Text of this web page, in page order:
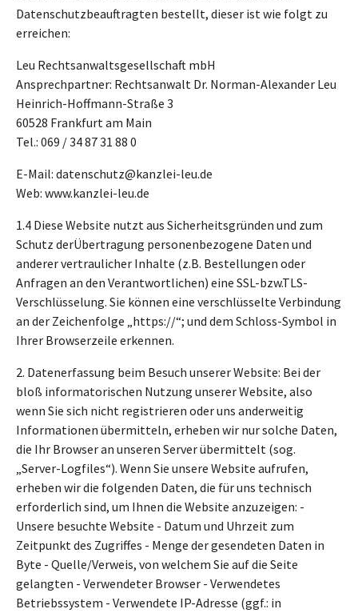
Datenschutzbeauftragten bestellt, dieser ist wie folgt zu
erreichen:
Leu Rechtsanwaltsgesellschaft mbH
Ansprechpartner: Rechtsanwalt Dr. Norman-Alexander Leu
Heinrich-Hoffmann-Straße 3
60528 Frankfurt am Main
Tel.: 069 / 34 87 31 88 0
E-Mail: datenschutz@kanzlei-leu.de
Web: www.kanzlei-leu.de
1.4 Diese Website nutzt aus Sicherheitsgründen und zum
Schutz derÜbertragung personenbezogene Daten und
anderer vertraulicher Inhalte (z.B. Bestellungen oder
Anfragen an den Verantwortlichen) eine SSL-bzw.TLS-
Verschlüsselung. Sie können eine verschlüsselte Verbindung
an der Zeichenfolge „https://“; und dem Schloss-Symbol in
Ihrer Browserzeile erkennen.
2. Datenerfassung beim Besuch unserer Website: Bei der
bloß informatorischen Nutzung unserer Website, also
wenn Sie sich nicht registrieren oder uns anderweitig
Informationen übermitteln, erheben wir nur solche Daten,
die Ihr Browser an unseren Server übermittelt (sog.
„Server-Logfiles“). Wenn Sie unsere Website aufrufen,
erheben wir die folgenden Daten, die für uns technisch
erforderlich sind, um Ihnen die Website anzuzeigen: -
Unsere besuchte Website - Datum und Uhrzeit zum
Zeitpunkt des Zugriffes - Menge der gesendeten Daten in
Byte - Quelle/Verweis, von welchem Sie auf die Seite
gelangten - Verwendeter Browser - Verwendetes
Betriebssystem - Verwendete IP-Adresse (ggf.: in